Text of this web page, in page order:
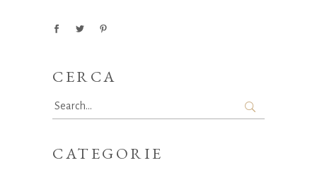
CERCA
Search
for:
CATEGORIE